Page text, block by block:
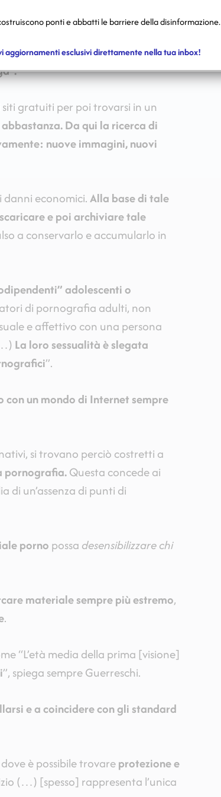
fondata proprio da lui.
con la pornografia come
gratuiti per poi trovarsi in un
Da qui la ricerca di
nuove immagini, nuovi
economici.Alla base di tale
e poi archiviare tale
a conservarlo e accumularlo in
adolescenti o
di pornografia adulti, non
e affettivo con una persona
La loro sessualità è slegata
”.
con un mondo di Internet sempre
si trovano perciò costretti a
pornografia.Questa concede ai
di un’assenza di punti di
porno possa desensibilizzare chi
materiale sempre più estremo,
.
“L’età media della prima [visione]
”, spiega sempre Guerreschi.
e a coincidere con gli standard
è possibile trovareprotezione e
(…) [spesso] rappresenta l’unica
ponti e abbatti le barriere della disinformazione.
aggiornamenti esclusivi direttamente nella tua inbox!